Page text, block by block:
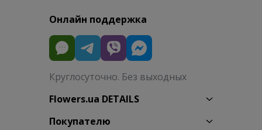
Онлайн поддержка
Круглосуточно. Без выходных
Flowers.ua DETAILS
Покупателю